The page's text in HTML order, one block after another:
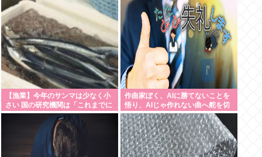
【漁業】今年のサンマは少なく小
さい 国の研究機関は「これまでに
なく厳しい年になる」
作曲家ぼく、AIに勝てないことを
悟り、AIじゃ作れない曲へ舵を切
ることを決断